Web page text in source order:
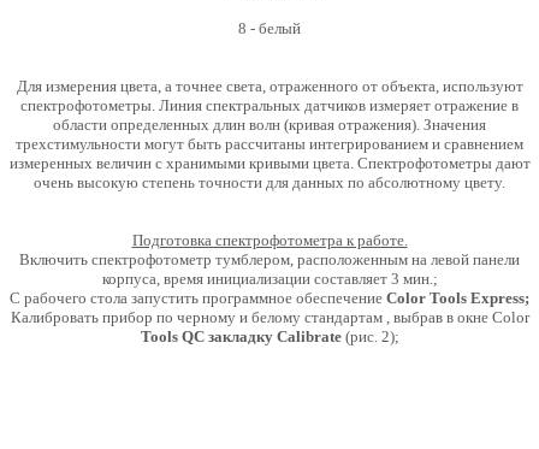
8 - белый
Для измерения цвета, а точнее света, отраженного от объекта, используют
спектрофотометры. Линия спектральных датчиков измеряет отражение в
области определенных длин волн (кривая отражения). Значения
трехстимульности могут быть рассчитаны интегрированием и сравнением
измеренных величин с хранимыми кривыми цвета. Спектрофотометры дают
очень высокую степень точности для данных по абсолютному цвету.
Подготовка спектрофотометра к работе.
Включить спектрофотометр тумблером, расположенным на левой панели
корпуса, время инициализации составляет 3 мин.;
С рабочего стола запустить программное обеспечение Color Tools Express;
Калибровать прибор по черному и белому стандартам , выбрав в окне Color
Tools QC закладку Calibrate (рис. 2);